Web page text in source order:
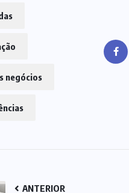
negócios
ANTERIOR